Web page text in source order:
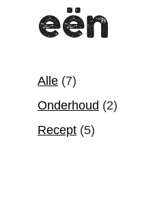
eën
Alle (7)
Onderhoud (2)
Recept (5)